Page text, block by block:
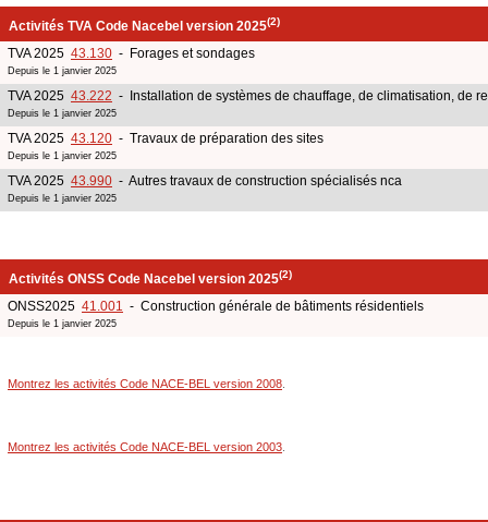
Activités TVA Code Nacebel version 2025(2)
TVA 2025 43.130 - Forages et sondages
Depuis le 1 janvier 2025
TVA 2025 43.222 - Installation de systèmes de chauffage, de climatisation, de
Depuis le 1 janvier 2025
TVA 2025 43.120 - Travaux de préparation des sites
Depuis le 1 janvier 2025
TVA 2025 43.990 - Autres travaux de construction spécialisés nca
Depuis le 1 janvier 2025
Activités ONSS Code Nacebel version 2025(2)
ONSS2025 41.001 - Construction générale de bâtiments résidentiels
Depuis le 1 janvier 2025
Montrez les activités Code NACE-BEL version 2008
Montrez les activités Code NACE-BEL version 2003